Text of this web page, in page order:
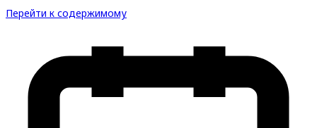
Перейти к содержимому